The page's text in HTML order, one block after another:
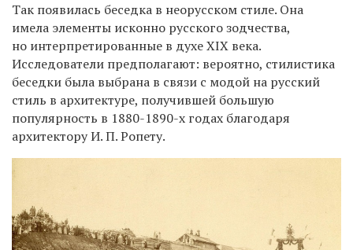
Так появилась беседка в неорусском стиле. Она
имела элементы исконно русского зодчества,
но интерпретированные в духе XIX века.
Исследователи предполагают: вероятно, стилистика
беседки была выбрана в связи с модой на русский
стиль в архитектуре, получившей большую
популярность в 1880-1890-х годах благодаря
архитектору И. П. Ропету.